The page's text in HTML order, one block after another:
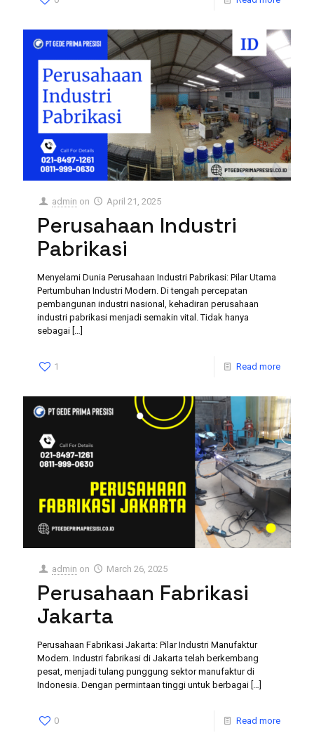
admin on April 21, 2025
Perusahaan Industri
Pabrikasi
Menyelami Dunia Perusahaan Industri Pabrikasi: Pilar Utama
Pertumbuhan Industri Modern. Di tengah percepatan
pembangunan industri nasional, kehadiran perusahaan
industri pabrikasi menjadi semakin vital. Tidak hanya
sebagai […]
1 Read more
admin on March 26, 2025
Perusahaan Fabrikasi
Jakarta
Perusahaan Fabrikasi Jakarta: Pilar Industri Manufaktur
Modern. Industri fabrikasi di Jakarta telah berkembang
pesat, menjadi tulang punggung sektor manufaktur di
Indonesia. Dengan permintaan tinggi untuk berbagai […]
0 Read more